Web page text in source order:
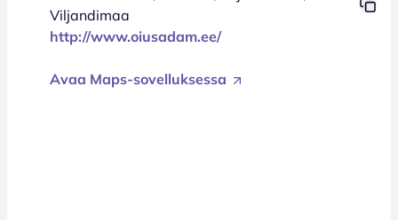
Viljandimaa
http://www.oiusadam.ee/
Avaa Maps-sovelluksessa